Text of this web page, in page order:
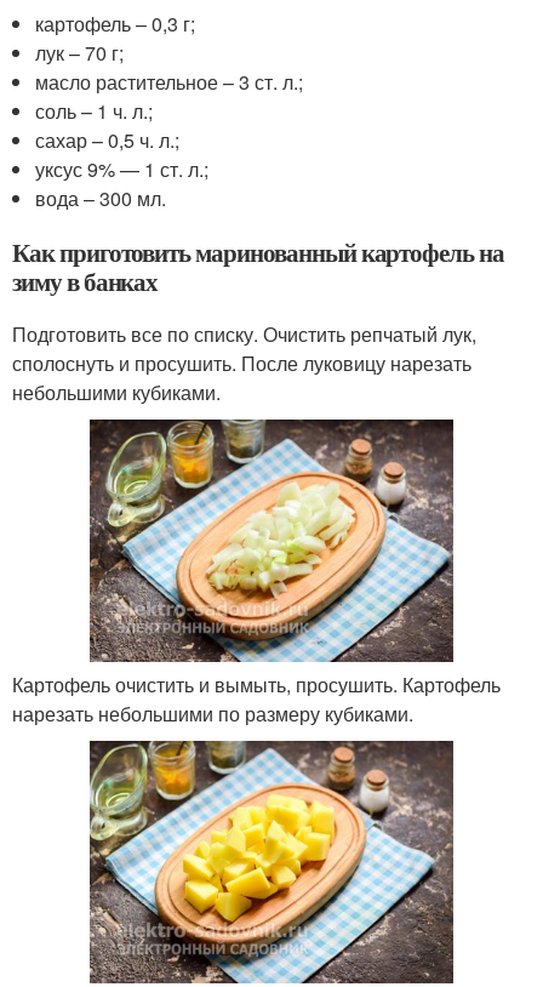
картофель – 0,3 г;
лук – 70 г;
масло растительное – 3 ст. л.;
соль – 1 ч. л.;
сахар – 0,5 ч. л.;
уксус 9% — 1 ст. л.;
вода – 300 мл.
Как приготовить маринованный картофель на
зиму в банках
Подготовить все по списку. Очистить репчатый лук,
сполоснуть и просушить. После луковицу нарезать
небольшими кубиками.
Картофель очистить и вымыть, просушить. Картофель
нарезать небольшими по размеру кубиками.